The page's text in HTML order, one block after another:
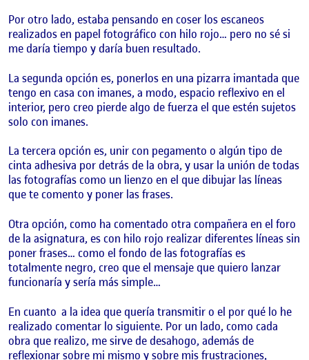
Por otro lado, estaba pensando en coser los escaneos
realizados en papel fotográfico con hilo rojo… pero no sé si
me daría tiempo y daría buen resultado.
La segunda opción es, ponerlos en una pizarra imantada que
tengo en casa con imanes, a modo, espacio reflexivo en el
interior, pero creo pierde algo de fuerza el que estén sujetos
solo con imanes.
La tercera opción es, unir con pegamento o algún tipo de
cinta adhesiva por detrás de la obra, y usar la unión de todas
las fotografías como un lienzo en el que dibujar las líneas
que te comento y poner las frases.
Otra opción, como ha comentado otra compañera en el foro
de la asignatura, es con hilo rojo realizar diferentes líneas sin
poner frases… como el fondo de las fotografías es
totalmente negro, creo que el mensaje que quiero lanzar
funcionaría y sería más simple…
En cuanto a la idea que quería transmitir o el por qué lo he
realizado comentar lo siguiente. Por un lado, como cada
obra que realizo, me sirve de desahogo, además de
reflexionar sobre mi mismo y sobre mis frustraciones,